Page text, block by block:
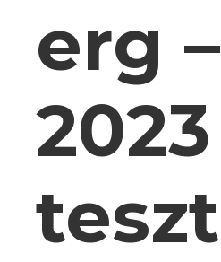
erg –
2023
teszt